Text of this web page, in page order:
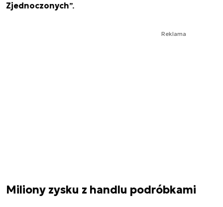
Zjednoczonych”.
Reklama
Miliony zysku z handlu podróbkami